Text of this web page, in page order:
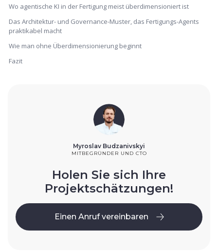
Wo agentische KI in der Fertigung meist überdimensioniert ist
Das Architektur- und Governance-Muster, das Fertigungs-Agents
praktikabel macht
Wie man ohne Überdimensionierung beginnt
Fazit
Myroslav Budzanivskyi
MITBEGRÜNDER UND CTO
Holen Sie sich Ihre
Projektschätzungen!
Einen Anruf vereinbaren
Einen Anruf vereinbaren